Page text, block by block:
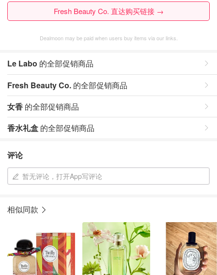
Fresh Beauty Co. 直达购买链接 →
Dealmoon may be paid when users buy items via our links.
Le Labo 的全部促销商品
Fresh Beauty Co. 的全部促销商品
女香 的全部促销商品
香水礼盒 的全部促销商品
评论
暂无评论，打开App写评论
相似同款